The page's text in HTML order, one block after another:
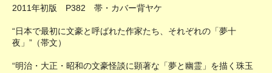
2011年初版 P382 帯・カバー背ヤケ
“日本で最初に文豪と呼ばれた作家たち、それぞれの「夢十
夜」”（帯文）
“明治・大正・昭和の文豪怪談に顕著な「夢と幽霊」を描く珠玉